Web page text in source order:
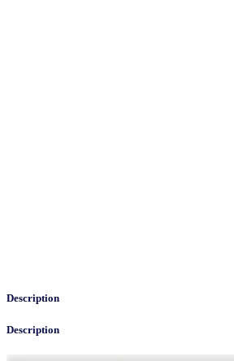
Description
Description